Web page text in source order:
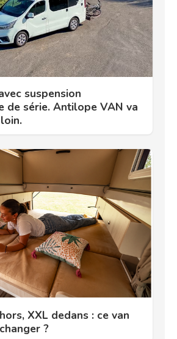
suspension
de série. Antilope VAN va
XXL dedans : ce van
?